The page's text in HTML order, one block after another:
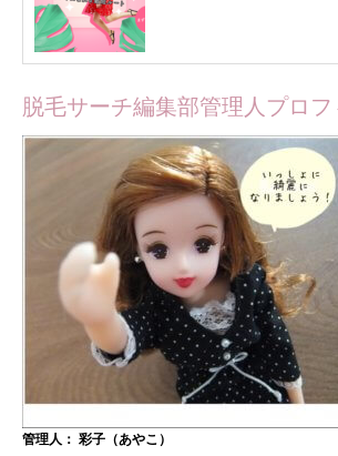
脱毛サーチ編集部管理人プロ
管理人： 彩子（あやこ）